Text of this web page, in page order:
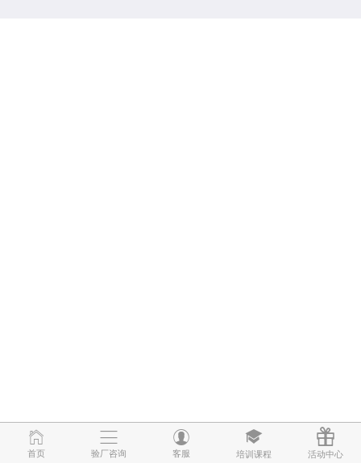
首页 验厂咨询 客服 培训课程 活动中心
首页 验厂咨询 客服 培训课程 活动中心